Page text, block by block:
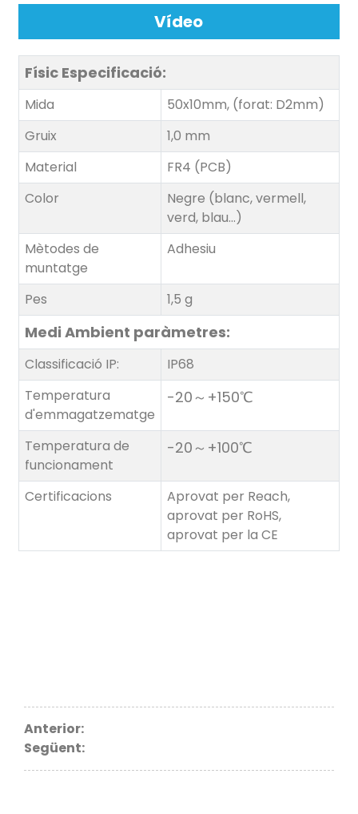
Vídeo
Físic Especificació:
Mida
50x10mm, (forat: D2mm)
Gruix
1,0 mm
Material
FR4 (PCB)
Color
Negre (blanc, vermell,
verd, blau...)
Mètodes de
muntatge
Adhesiu
Pes 1,5 g
Medi Ambient paràmetres:
Classificació IP:
IP68
Temperatura
d'emmagatzematge
-20～+150℃
Temperatura de
funcionament
-20～+100℃
Certificacions
Aprovat per Reach,
aprovat per RoHS,
aprovat per la CE
Anterior:
Següent: